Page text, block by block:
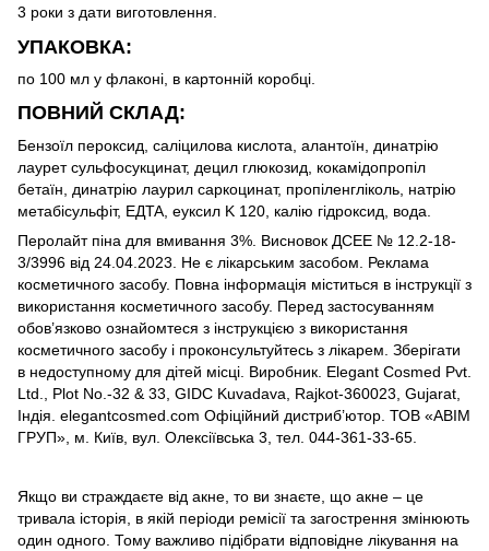
3 роки з дати виготовлення.
УПАКОВКА:
по 100 мл у флаконі, в картонній коробці.
ПОВНИЙ СКЛАД:
Бензоїл пероксид, саліцилова кислота, алантоїн, динатрію
лаурет сульфосукцинат, децил глюкозид, кокамідопропіл
бетаїн, динатрію лаурил саркоцинат, пропіленгліколь, натрію
метабісульфіт, EДTA, еуксил K 120, калію гідроксид, вода.
Перолайт піна для вмивання 3%. Висновок ДСЕЕ № 12.2-18-
3/3996 від 24.04.2023. Не є лікарським засобом. Реклама
косметичного засобу. Повна інформація міститься в інструкції з
використання косметичного засобу. Перед застосуванням
обов’язково ознайомтеся з інструкцією з використання
косметичного засобу і проконсультуйтесь з лікарем. Зберігати
в недоступному для дітей місці. Виробник. Elegant Cosmed Pvt.
Ltd., Plot No.-32 & 33, GIDC Kuvadаva, Rajkot-360023, Gujarat,
Індія. elegantcosmed.com Офіційний дистриб’ютор. ТОВ «АВІМ
ГРУП», м. Київ, вул. Олексіївська 3, тел. 044-361-33-65.
Якщо ви страждаєте від акне, то ви знаєте, що акне – це
тривала історія, в якій періоди ремісії та загострення змінюють
один одного. Тому важливо підібрати відповідне лікування на